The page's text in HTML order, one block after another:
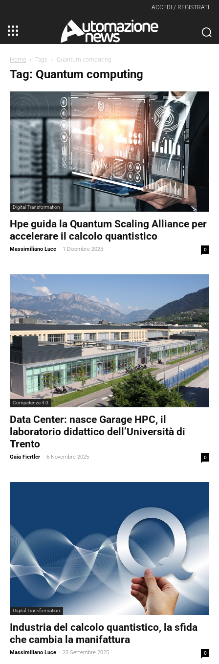
ACCEDI / REGISTRATI
Home Tags Quantum computing
Tag: Quantum computing
Digital Transformation
Hpe guida la Quantum Scaling Alliance per
accelerare il calcolo quantistico
Massimiliano Luce - 1 Dicembre 2025 0
Competenze 4.0
Data Center: nasce Garage HPC, il
laboratorio didattico dell’Università di
Trento
Gaia Fiertler - 6 Novembre 2025 0
Digital Transformation
Industria del calcolo quantistico, la sfida
che cambia la manifattura
Massimiliano Luce - 23 Settembre 2025 0